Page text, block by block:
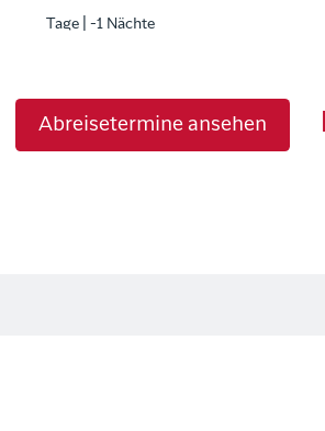
Tage | -1 Nächte
Abreisetermine ansehen